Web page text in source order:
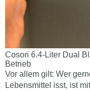
Cosori 6.4-Liter Dual
Betrieb
Vor allem gilt: Wer
Lebensmittel isst, ist